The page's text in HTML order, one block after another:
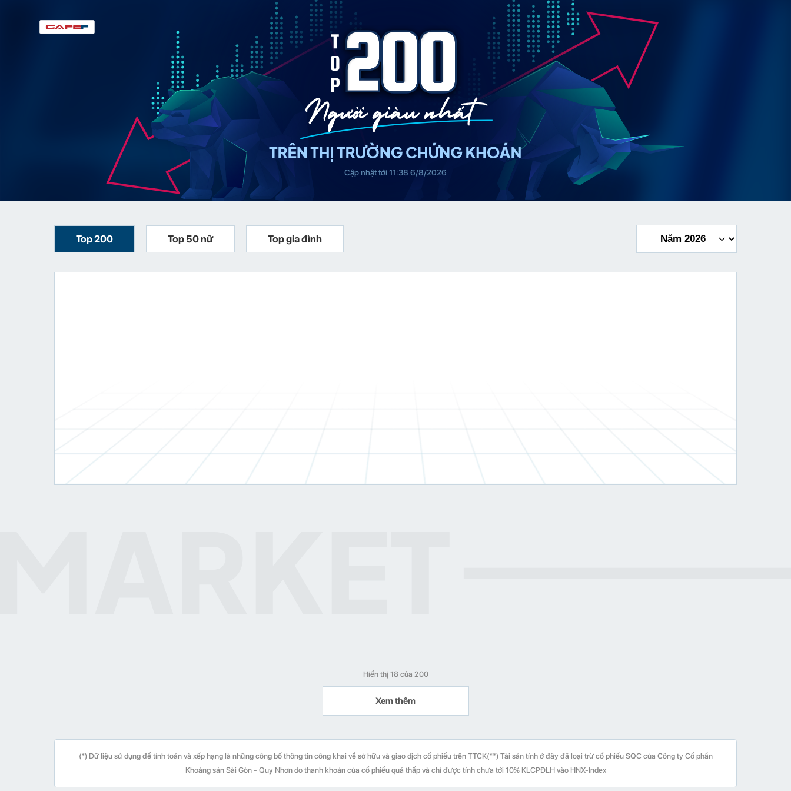
Cập nhật tới 11:38 6/8/2026
Top 200 Top 50 nữ Top gia đình
Hiển thị 18 của 200
Xem thêm
(*) Dữ liệu sử dụng để tính toán và xếp hạng là những công bố thông tin công khai về sở hữu và giao dịch cổ phiếu trên TTCK(**) Tài sản tính ở đây đã loại trừ cổ phiếu SQC của Công ty Cổ phần
Khoáng sản Sài Gòn - Quy Nhơn do thanh khoản của cổ phiếu quá thấp và chỉ được tính chưa tới 10% KLCPĐLH vào HNX-Index